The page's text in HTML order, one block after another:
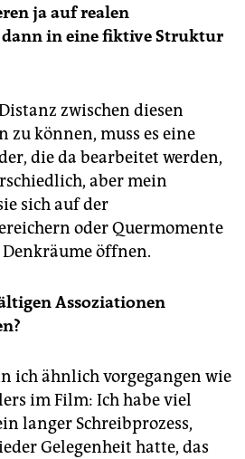
ja auf realen
dann in eine fiktive Struktur
zwischen diesen
zu können, muss es eine
die da bearbeitet werden,
aber mein
sich auf der
oder Quermomente
öffnen.
Assoziationen
ich ähnlich vorgegangen wie
im Film: Ich habe viel
langer Schreibprozess,
Gelegenheit hatte, das